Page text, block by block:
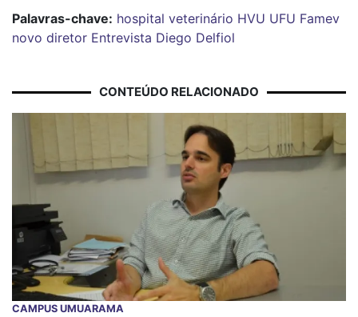
Palavras-chave: hospital veterinário HVU UFU Famev
novo diretor Entrevista Diego Delfiol
CONTEÚDO RELACIONADO
CAMPUS UMUARAMA